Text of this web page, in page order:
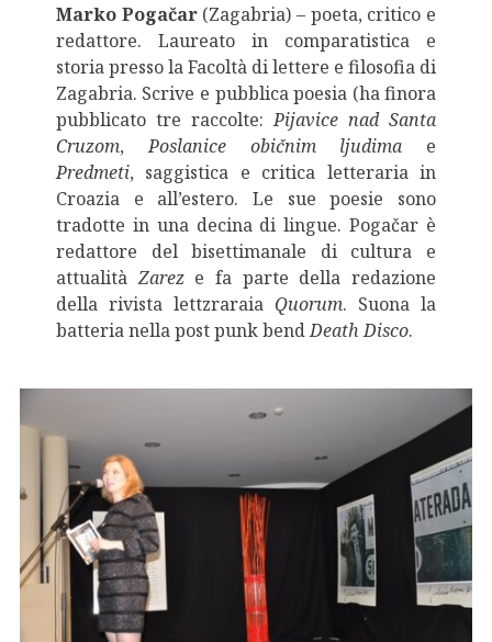
Marko Pogačar(Zagabria) – poeta, critico e
redattore. Laureato in comparatistica e
storia presso la Facoltà di lettere e filosofia di
Zagabria. Scrive e pubblica poesia (ha finora
pubblicato tre raccolte:Pijavice nad Santa
Cruzom,Poslanice običnim ljudima e
Predmeti, saggistica e critica letteraria in
Croazia e all’estero. Le sue poesie sono
tradotte in una decina di lingue. Pogačar è
redattore del bisettimanale di cultura e
attualitàZarez e fa parte della redazione
della rivista lettzraraiaQuorum. Suona la
batteria nella post punk bendDeath Disco.